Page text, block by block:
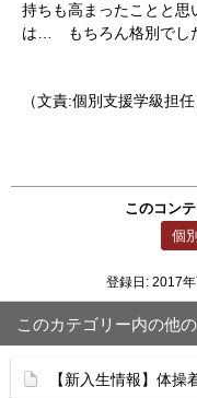
持ちも高まったことと
は… もちろん格別でし
（文責:個別支援学級担任
このコン
個
登録日: 2017年
このカテゴリー内の他
【新入生情報】体